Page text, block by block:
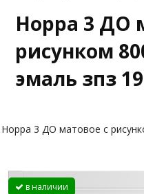
Норра 3 ДО
рисунком
эмаль зпз
Норра 3 ДО матовое с
в наличии